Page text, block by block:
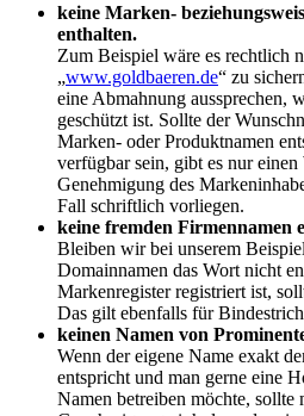
keine Marken-
enthalten.
Zum Beispiel wäre es rechtlich
„www.goldbaeren.de“ zu
eine Abmahnung aussprechen,
geschützt ist. Sollte der
Marken- oder Produktnamen
verfügbar sein, gibt es nur
Genehmigung des
Fall schriftlich vorliegen.
keine fremden Firmennamen
Bleiben wir bei unserem
Domainnamen das Wort nicht
Markenregister registriert ist,
Das gilt ebenfalls für
keinen Namen von
Wenn der eigene Name exakt
entspricht und man gerne eine
Namen betreiben möchte, sollte